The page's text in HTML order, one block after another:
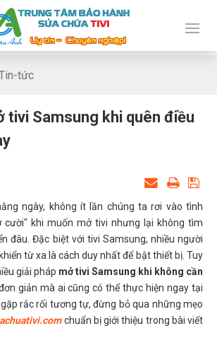
tức
tivi Samsung khi quên điều
ngày, không ít lần chúng ta rơi vào tình
cười" khi muốn mở tivi nhưng lại không tìm
đâu. Đặc biệt với tivi Samsung, nhiều người
từ xa là cách duy nhất để bật thiết bị. Tuy
giải pháp mở tivi Samsung khi không cần
giản mà ai cũng có thể thực hiện ngay tại
rắc rối tương tự, đừng bỏ qua những mẹo
chuẩn bị giới thiệu trong bài viết